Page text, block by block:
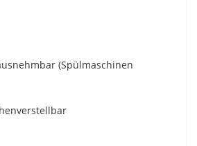
(Spülmaschinen